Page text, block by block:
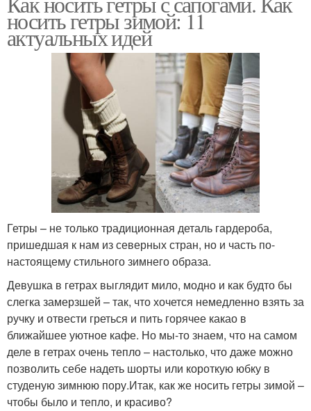
носить гетры зимой: 11
актуальных идей
Гетры – не только традиционная деталь гардероба,
пришедшая к нам из северных стран, но и часть по-
настоящему стильного зимнего образа.
Девушка в гетрах выглядит мило, модно и как будто бы
слегка замерзшей – так, что хочется немедленно взять за
ручку и отвести греться и пить горячее какао в
ближайшее уютное кафе. Но мы-то знаем, что на самом
деле в гетрах очень тепло – настолько, что даже можно
позволить себе надеть шорты или короткую юбку в
студеную зимнюю пору.Итак, как же носить гетры зимой –
чтобы было и тепло, и красиво?